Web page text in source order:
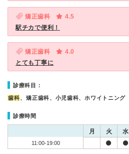
矯正歯科
4.5
駅チカで便利！
矯正歯科
4.0
とても丁寧に
診療科目：
歯科、矯正歯科、小児歯科、ホワイトニング
診療時間
月 火 水
11:00-19:00